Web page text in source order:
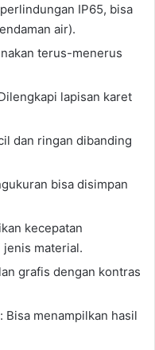
IP65, bisa
air).
terus-menerus
lapisan karet
dan ringan dibanding
bisa disimpan
kecepatan
material.
grafis dengan kontras
menampilkan hasil